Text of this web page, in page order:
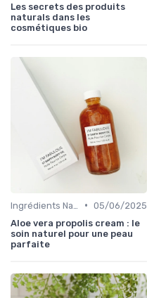
Les secrets des produits
naturals dans les
cosmétiques bio
• 05/06/2025
Aloe vera propolis cream : le
soin naturel pour une peau
parfaite